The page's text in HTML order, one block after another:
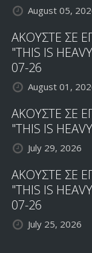
August 05,
ΑΚΟΥΣΤΕ ΣΕ
"THIS IS
07-26
August 01,
ΑΚΟΥΣΤΕ ΣΕ
"THIS IS
July 29, 2026
ΑΚΟΥΣΤΕ ΣΕ
"THIS IS
07-26
July 25, 2026